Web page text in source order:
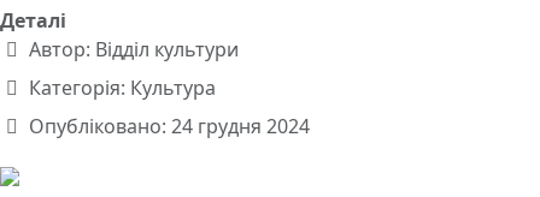
Деталі
Автор: Відділ культури
Категорія: Культура
Опубліковано: 24 грудня 2024